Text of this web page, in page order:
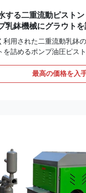
する二重流動ピスト
乳鉢機械にグラウト
利用された二重流動乳鉢
を詰めるポンプ油圧ピス
ラウトを詰めるポンプの
圧力および速度の流れの
めるポンプの変数: モデル
グラウトを詰めること容
圧力 0-10Mpa モー...
最高の価格を入